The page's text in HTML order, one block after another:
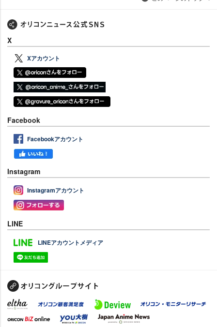
X
Xアカウント
Facebook
Facebookアカウント
Instagram
Instagramアカウント
LINE
LINEアカウントメディア